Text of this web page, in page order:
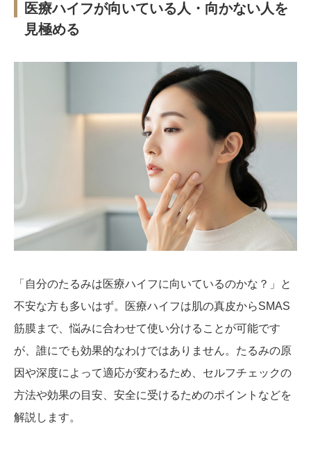
医療ハイフが向いている人・向かない人を
見極める
「自分のたるみは医療ハイフに向いているのかな？」と
不安な方も多いはず。医療ハイフは肌の真皮からSMAS
筋膜まで、悩みに合わせて使い分けることが可能です
が、誰にでも効果的なわけではありません。たるみの原
因や深度によって適応が変わるため、セルフチェックの
方法や効果の目安、安全に受けるためのポイントなどを
解説します。